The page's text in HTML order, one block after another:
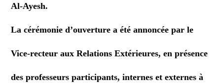
Al-Ayesh.
La cérémonie d’ouverture a été annoncée par le
Vice-recteur aux Relations Extérieures, en présence
des professeurs participants, internes et externes à